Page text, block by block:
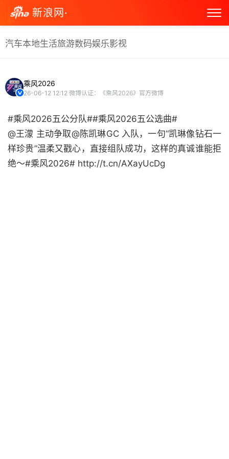
新浪网·
汽车本地生活旅游数码娱乐影视
乘风2026
26-06-12 12:12 微博认证：《乘风2026》官方微博
#乘风2026五公分队##乘风2026五公选曲#
@王濛 主动争取@陈凯琳GC 入队，一句“凯琳像钻石一
样珍贵”温柔又戳心，直接组队成功，这样的真诚谁能拒
绝～#乘风2026# http://t.cn/AXayUcDg ​